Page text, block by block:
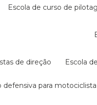
escola de curso de
de direção escola
defensiva para motociclista